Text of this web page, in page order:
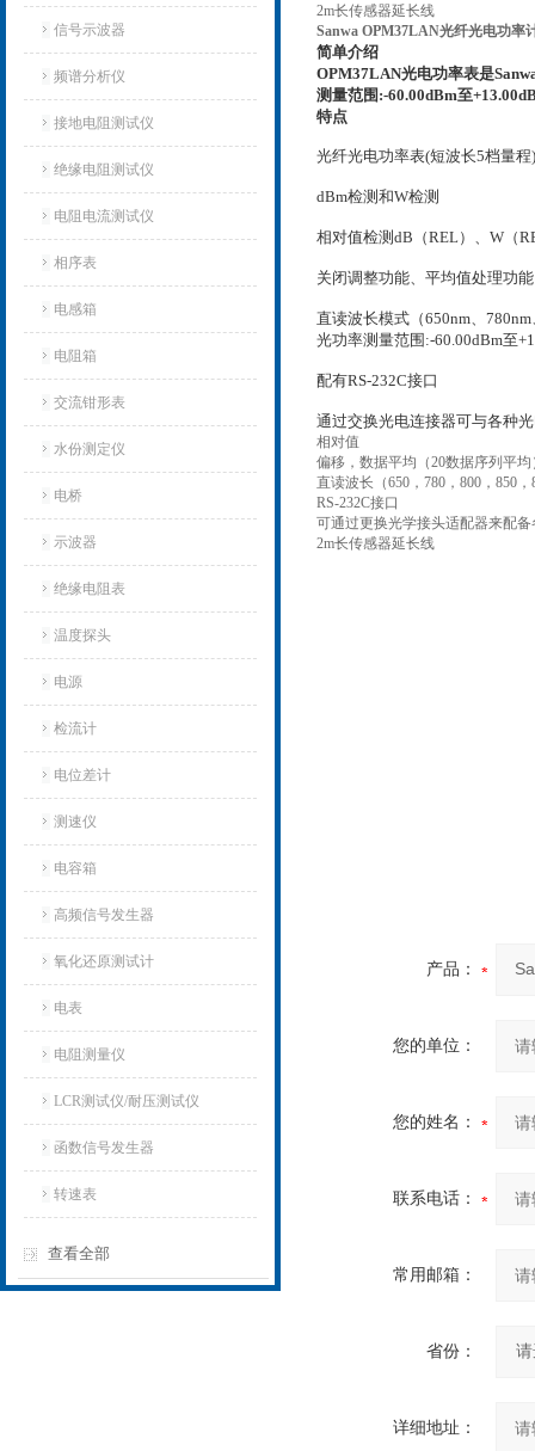
信号示波器
频谱分析仪
接地电阻测试仪
绝缘电阻测试仪
电阻电流测试仪
相序表
电感箱
电阻箱
交流钳形表
水份测定仪
电桥
示波器
绝缘电阻表
温度探头
电源
检流计
电位差计
测速仪
电容箱
高频信号发生器
氧化还原测试计
电表
电阻测量仪
LCR测试仪/耐压测试仪
函数信号发生器
转速表
查看全部
2m长传感器延长线
Sanwa OPM37LAN光纤光电功率
简单介绍
OPM37LAN光电功率表是
测量范围:-60.00dBm至
特点
光纤光电功率表(短波长5档量
dBm检测和W检测
相对值检测dB（REL）、W（
关闭调整功能、平均值处理功
直读波长模式（650nm、
光功率测量范围:-60.00dBm至
配有RS-232C接口
通过交换光电连接器可与各种
相对值
偏移，数据平均（20数据序列平均
直读波长（650，780，800，850，
RS-232C接口
可通过更换光学接头适配器来配备
2m长传感器延长线
产品：
您的单位：
您的姓名：
联系电话：
常用邮箱：
省份：
详细地址：